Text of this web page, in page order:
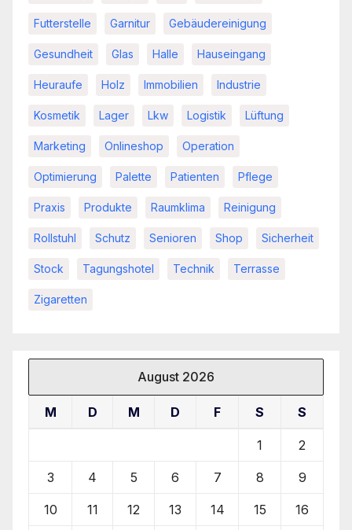
Futterstelle Garnitur Gebäudereinigung
Gesundheit Glas Halle Hauseingang
Heuraufe Holz Immobilien Industrie
Kosmetik Lager Lkw Logistik Lüftung
Marketing Onlineshop Operation
Optimierung Palette Patienten Pflege
Praxis Produkte Raumklima Reinigung
Rollstuhl Schutz Senioren Shop Sicherheit
Stock Tagungshotel Technik Terrasse
Zigaretten
August 2026
M D M D F S S
1 2
3 4 5 6 7 8 9
10 11 12 13 14 15 16